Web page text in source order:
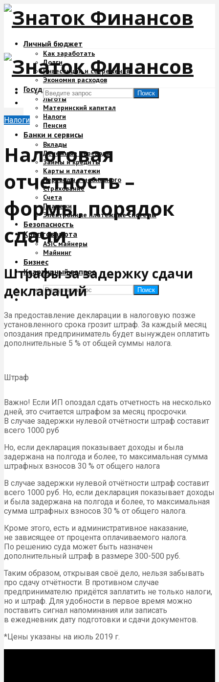
Личный бюджет
Как заработать
Долги
Инвестиции и сбережения
Экономия расходов
Государство и деньги
Льготы
Материнский капитал
Налоги
Пенсия
Банки и сервисы
Вклады
Денежные переводы
Займы и кредиты
Карты и платежи
Переводы с мобильного
Страхование
Счета
Платежи
Электронные платежные системы
Безопасность
Криптовалюта
ASIC майнеры
Майнинг
Бизнес
Квартирный вопрос
Поиск
Поиск
Налоги
Налоговая
отчетность –
формы, порядок
сдачи
Штрафы за задержку сдачи
деклараций
За предоставление декларации в налоговую позже
установленного срока грозит штраф. За каждый месяц
опоздания предприниматель будет вынужден оплатить
дополнительные 5 % от общей суммы налога.
Штраф
Важно! Если ИП опоздал сдать отчетность на несколько
дней, это считается штрафом за месяц просрочки.
В случае задержки нулевой отчётности штраф составит
всего 1000 руб
Но, если декларация показывает доходы и была
задержана на полгода и более, то максимальная сумма
штрафных взносов 30 % от общего налога
В случае задержки нулевой отчётности штраф составит
всего 1000 руб. Но, если декларация показывает доходы
и была задержана на полгода и более, то максимальная
сумма штрафных взносов 30 % от общего налога.
Кроме этого, есть и административное наказание,
не зависящее от процента оплачиваемого налога.
По решению суда может быть назначен
дополнительный штраф в размере 300-500 руб.
Таким образом, открывая своё дело, нельзя забывать
про сдачу отчётности. В противном случае
предпринимателю придётся заплатить не только налоги,
но и штраф. Для удобности в первое время можно
поставить сигнал напоминания или записать
в ежедневник дату подготовки и сдачи документов.
*Цены указаны на июль 2019 г.